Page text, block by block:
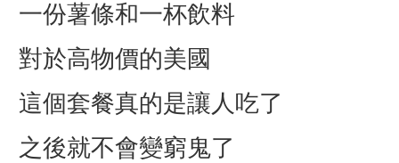
一份薯條和一杯飲料
對於高物價的美國
這個套餐真的是讓人吃了
之後就不會變窮鬼了